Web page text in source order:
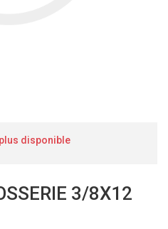
disponible
3/8X12